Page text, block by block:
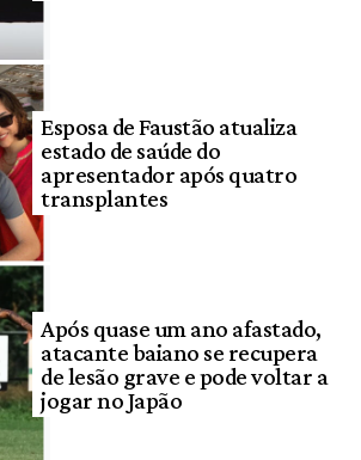
Esposa de Faustão atualiza
estado de saúde do
apresentador após quatro
transplantes
Após quase um ano afastado,
atacante baiano se recupera
de lesão grave e pode voltar a
jogar no Japão